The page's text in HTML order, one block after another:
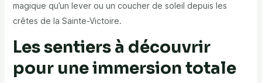
magique qu’un lever ou un coucher de soleil depuis les
crêtes de la Sainte-Victoire.
Les sentiers à découvrir
pour une immersion totale